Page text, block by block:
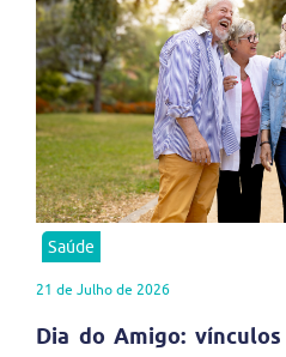
Saúde
21 de Julho de 2026
Dia do Amigo: